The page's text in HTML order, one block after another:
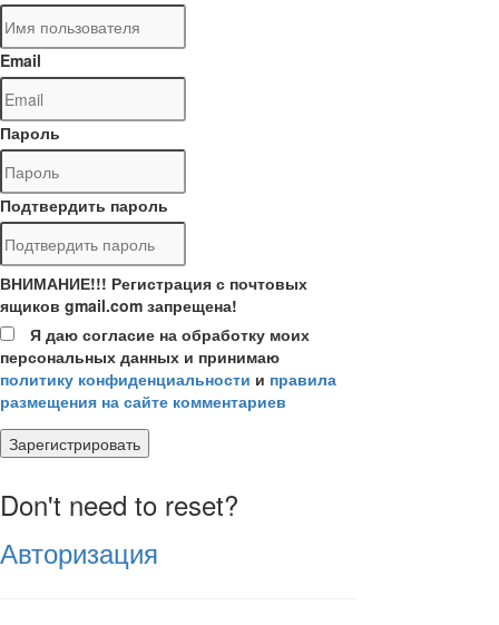
Email
Пароль
Подтвердить пароль
ВНИМАНИЕ!!! Регистрация с почтовых
ящиков gmail.com запрещена!
Я даю согласие на обработку моих
персональных данных и принимаю
политику конфиденциальности и правила
размещения на сайте комментариев
Зарегистрировать
Don't need to reset?
Авторизация